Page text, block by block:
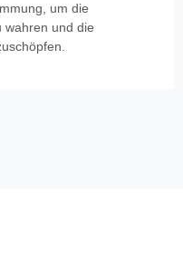
um die
wahren und die